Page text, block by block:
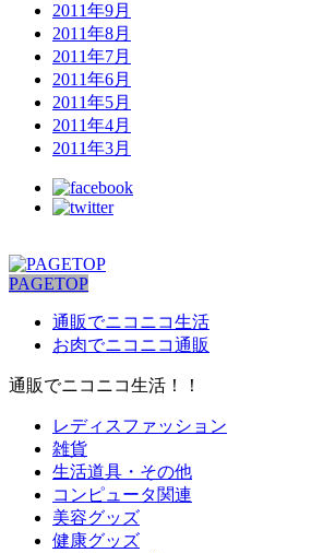
2011年9月
2011年8月
2011年7月
2011年6月
2011年5月
2011年4月
2011年3月
PAGETOP
通販でニコニコ生活
お肉でニコニコ通販
通販でニコニコ生活！！
レディスファッション
雑貨
生活道具・その他
コンピュータ関連
美容グッズ
健康グッズ